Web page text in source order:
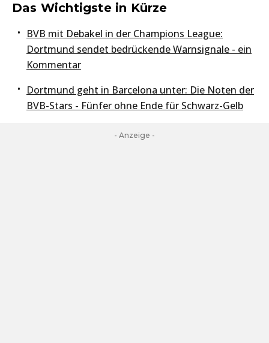
Das Wichtigste in Kürze
BVB mit Debakel in der Champions League:
Dortmund sendet bedrückende Warnsignale - ein
Kommentar
Dortmund geht in Barcelona unter: Die Noten der
BVB-Stars - Fünfer ohne Ende für Schwarz-Gelb
- Anzeige -